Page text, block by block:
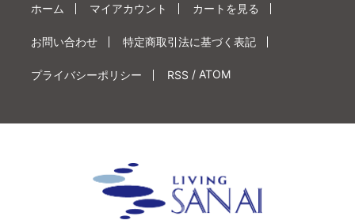
ホーム マイアカウント カートを見る
お問い合わせ 特定商取引法に基づく表記
プライバシーポリシー RSS / ATOM